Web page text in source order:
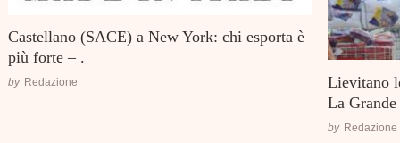
Castellano (SACE) a New York: chi esporta è
più forte – .
by Redazione
Lievitano
La
by Redazione